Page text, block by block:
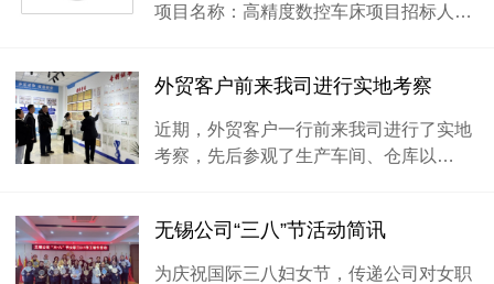
项目名称：高精度数控车床项目招标人…
外贸客户前来我司进行实地考察
近期，外贸客户一行前来我司进行了实地
考察，先后参观了生产车间、仓库以…
无锡公司“三八”节活动简讯
为庆祝国际三八妇女节，传递公司对女职